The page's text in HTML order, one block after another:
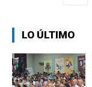
LO ÚLTIMO